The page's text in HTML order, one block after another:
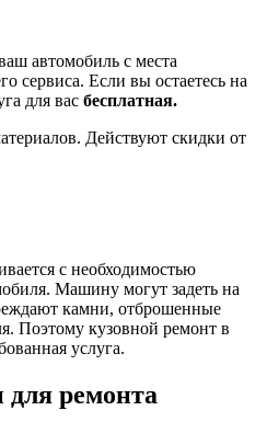
автомобиль с места
сервиса. Если вы остаетесь на
для вас бесплатная.
Действуют скидки от
с необходимостью
Машину могут задеть на
камни, отброшенные
Поэтому кузовной ремонт в
услуга.
ремонта